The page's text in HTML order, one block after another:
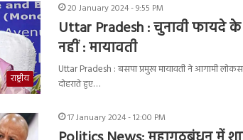
राष्ट्रीय
20 January 2024 - 9:55 PM
Uttar Pradesh : चुनावी फायदे
नहीं : मायावती
Uttar Pradesh : बसपा प्रमुख मायावती ने आगामी
दोहराते हुए…
17 January 2024 - 12:00 PM